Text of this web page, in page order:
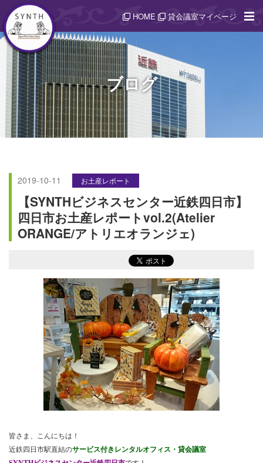
HOME 貸会議室マイページ
ブログ
2019-10-11 お土産レポート
【SYNTHビジネスセンター近鉄四日市】
四日市お土産レポートvol.2(Atelier
ORANGE/アトリエオランジェ)
皆さま、こんにちは！
近鉄四日市駅直結のサービス付きレンタルオフィス・貸会議室